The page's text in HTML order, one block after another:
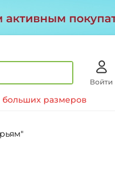
Войти
размеров